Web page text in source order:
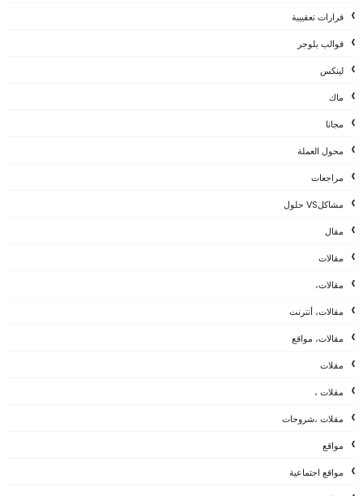
قرارات تعقيبية
قوالب بلوجر
لينكس
ماك
مجانا
محول العملة
مراجعات
مشاكلVS حلول
مقال
مقالات
مقالات،
مقالات، أنترنت
مقالات، مواقع
مقلات
مقلات ،
مقلات ،شروحات
مواقع
مواقع اجتماعية